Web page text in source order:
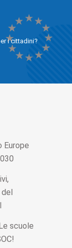
i cittadini?
Europe
scuole